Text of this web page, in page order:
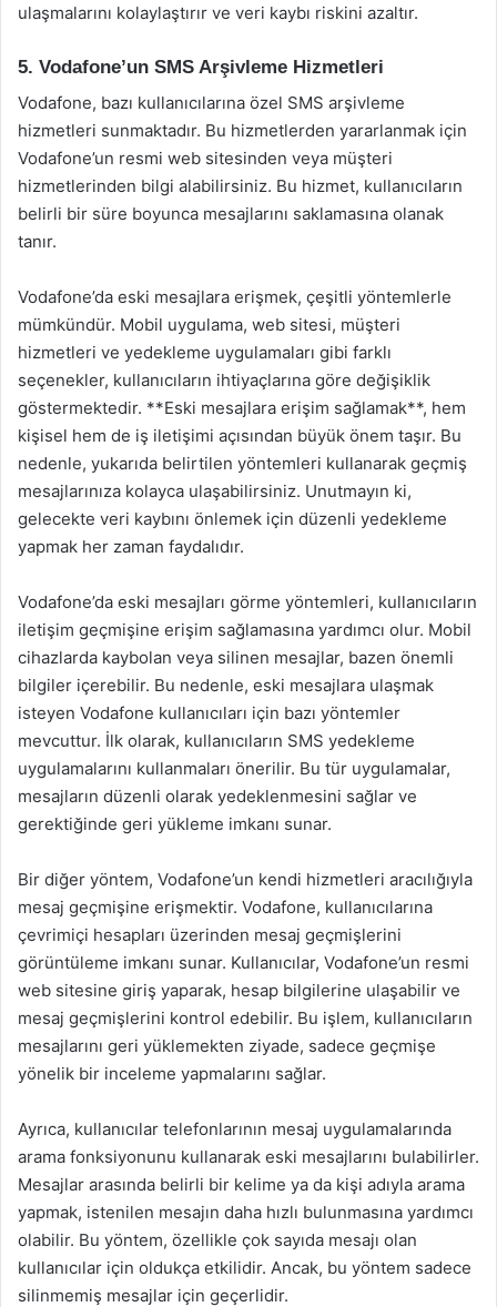
ulaşmalarını kolaylaştırır ve veri kaybı riskini azaltır.
5. Vodafone’un SMS Arşivleme Hizmetleri
Vodafone, bazı kullanıcılarına özel SMS arşivleme
hizmetleri sunmaktadır. Bu hizmetlerden yararlanmak için
Vodafone’un resmi web sitesinden veya müşteri
hizmetlerinden bilgi alabilirsiniz. Bu hizmet, kullanıcıların
belirli bir süre boyunca mesajlarını saklamasına olanak
tanır.
Vodafone’da eski mesajlara erişmek, çeşitli yöntemlerle
mümkündür. Mobil uygulama, web sitesi, müşteri
hizmetleri ve yedekleme uygulamaları gibi farklı
seçenekler, kullanıcıların ihtiyaçlarına göre değişiklik
göstermektedir. **Eski mesajlara erişim sağlamak**, hem
kişisel hem de iş iletişimi açısından büyük önem taşır. Bu
nedenle, yukarıda belirtilen yöntemleri kullanarak geçmiş
mesajlarınıza kolayca ulaşabilirsiniz. Unutmayın ki,
gelecekte veri kaybını önlemek için düzenli yedekleme
yapmak her zaman faydalıdır.
Vodafone’da eski mesajları görme yöntemleri, kullanıcıların
iletişim geçmişine erişim sağlamasına yardımcı olur. Mobil
cihazlarda kaybolan veya silinen mesajlar, bazen önemli
bilgiler içerebilir. Bu nedenle, eski mesajlara ulaşmak
isteyen Vodafone kullanıcıları için bazı yöntemler
mevcuttur. İlk olarak, kullanıcıların SMS yedekleme
uygulamalarını kullanmaları önerilir. Bu tür uygulamalar,
mesajların düzenli olarak yedeklenmesini sağlar ve
gerektiğinde geri yükleme imkanı sunar.
Bir diğer yöntem, Vodafone’un kendi hizmetleri aracılığıyla
mesaj geçmişine erişmektir. Vodafone, kullanıcılarına
çevrimiçi hesapları üzerinden mesaj geçmişlerini
görüntüleme imkanı sunar. Kullanıcılar, Vodafone’un resmi
web sitesine giriş yaparak, hesap bilgilerine ulaşabilir ve
mesaj geçmişlerini kontrol edebilir. Bu işlem, kullanıcıların
mesajlarını geri yüklemekten ziyade, sadece geçmişe
yönelik bir inceleme yapmalarını sağlar.
Ayrıca, kullanıcılar telefonlarının mesaj uygulamalarında
arama fonksiyonunu kullanarak eski mesajlarını bulabilirler.
Mesajlar arasında belirli bir kelime ya da kişi adıyla arama
yapmak, istenilen mesajın daha hızlı bulunmasına yardımcı
olabilir. Bu yöntem, özellikle çok sayıda mesajı olan
kullanıcılar için oldukça etkilidir. Ancak, bu yöntem sadece
silinmemiş mesajlar için geçerlidir.